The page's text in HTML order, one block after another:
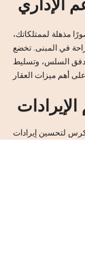
الإداري
مذهلة لممتلكاتك،
في المبنى. تخضع
السلس، وتسليط
لتحسين إيرادات